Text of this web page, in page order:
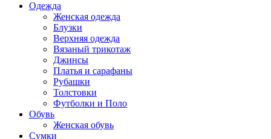
Одежда
Женская одежда
Блузки
Верхняя одежда
Вязаный трикотаж
Джинсы
Платья и сарафаны
Рубашки
Толстовки
Футболки и Поло
Обувь
Женская обувь
Сумки